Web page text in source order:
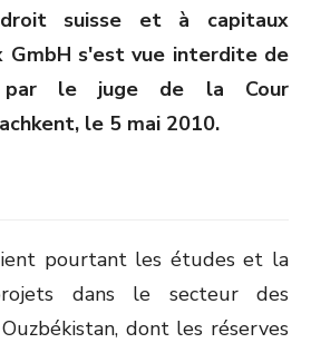
suisse et à capitaux
GmbH s'est vue interdite de
le juge de la Cour
le 5 mai 2010.
pourtant les études et la
dans le secteur des
dont les réserves